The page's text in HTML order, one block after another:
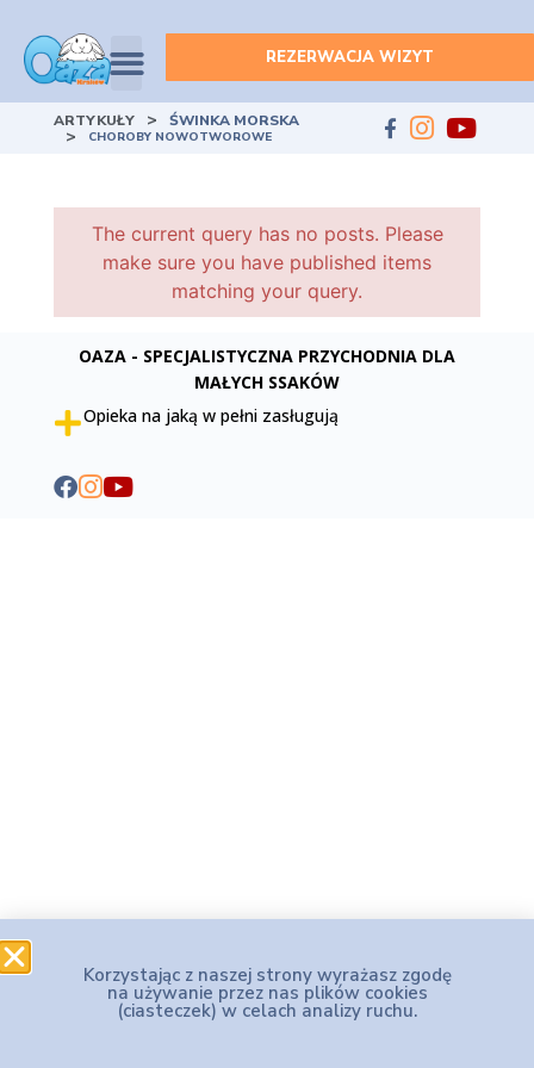
REZERWACJA WIZYT
ARTYKUŁY > ŚWINKA MORSKA
> CHOROBY NOWOTWOROWE
The current query has no posts. Please
make sure you have published items
matching your query.
OAZA - SPECJALISTYCZNA PRZYCHODNIA DLA
MAŁYCH SSAKÓW
Opieka na jaką w pełni zasługują
Korzystając z naszej strony wyrażasz zgodę
na używanie przez nas plików cookies
(ciasteczek) w celach analizy ruchu.